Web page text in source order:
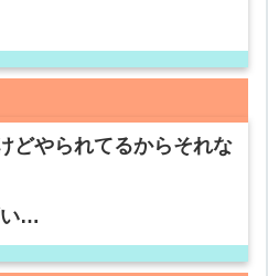
どやられてるからそれな
い…